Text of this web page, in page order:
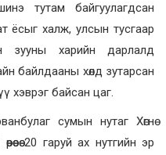
тутам байгуулагдсан
ёсыг халж, улсын тусгаар
зууны харийн дарлалд
байлдааны хөлд зутарсан
хэврэг байсан цаг.
сумын нутаг Хөгнө
20 гаруй ах нутгийн эр